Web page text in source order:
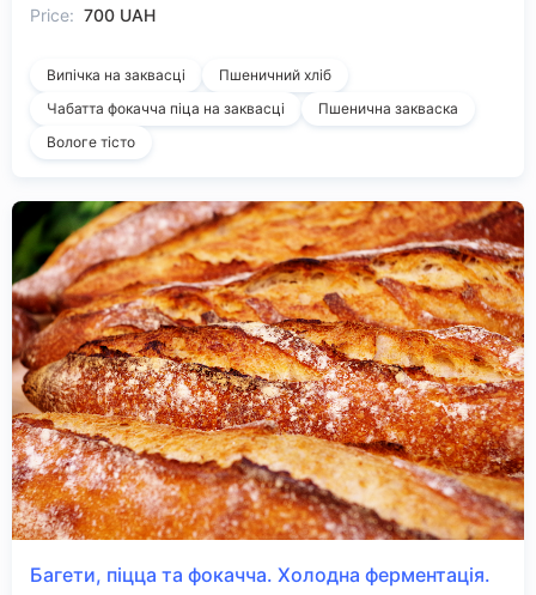
Price: 700 UAH
Випічка на заквасці
Пшеничний хліб
Чабатта фокачча піца на заквасці
Пшенична закваска
Вологе тісто
Багети, піцца та фокачча. Холодна ферментація.